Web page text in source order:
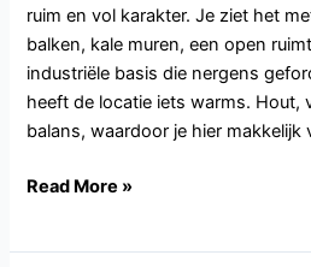
ruim en vol karakter. Je ziet het
balken, kale muren, een open
industriële basis die nergens
heeft de locatie iets warms. Hout,
balans, waardoor je hier makkelijk
Read More »